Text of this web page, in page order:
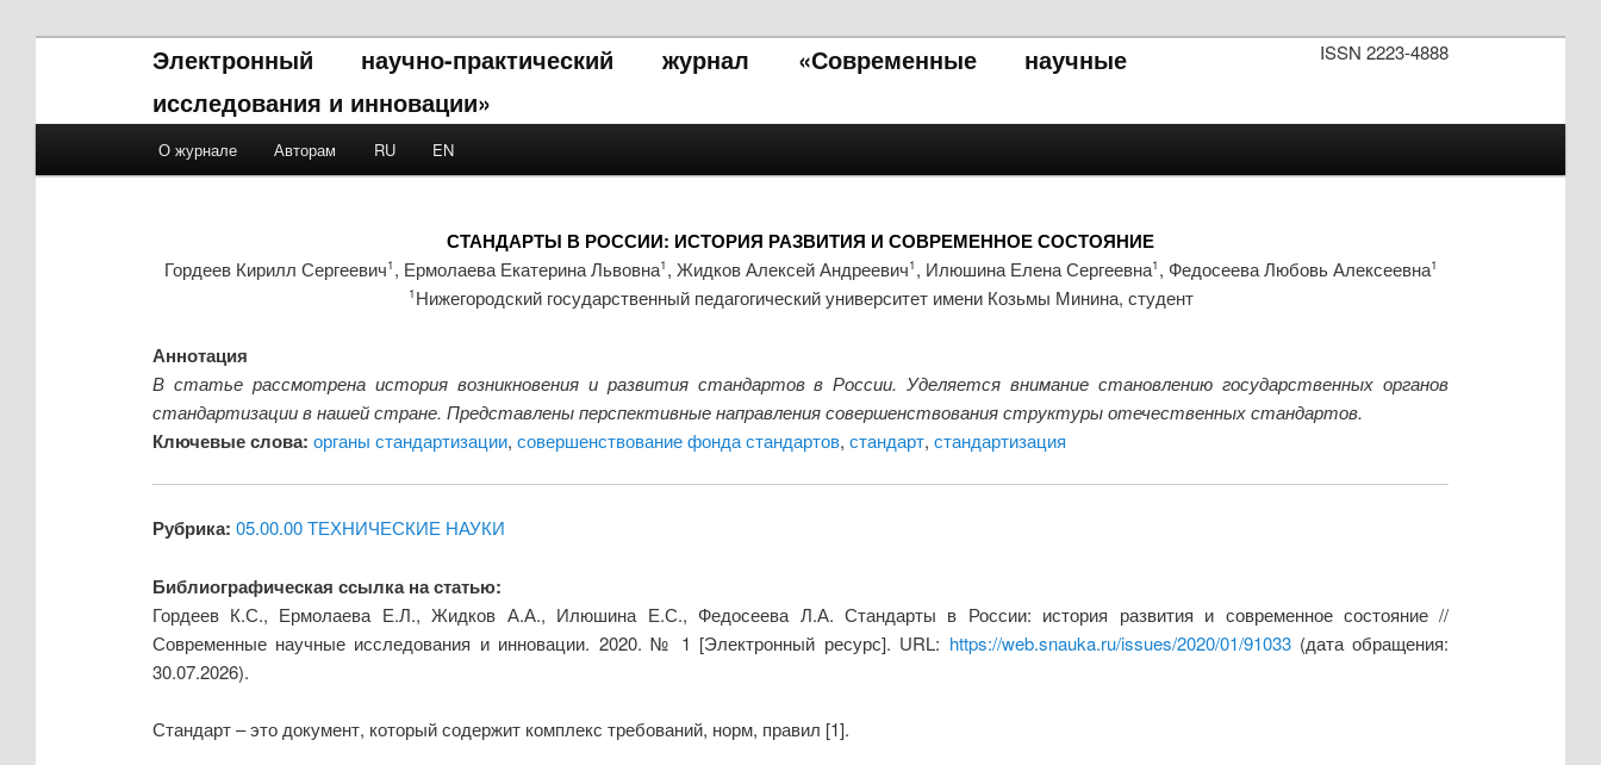
ISSN 2223-4888
Электронный научно-практический журнал «Современные научные
исследования и инновации»
Skip to primary content
Skip to secondary content
О журнале Авторам RU EN
СТАНДАРТЫ В РОССИИ: ИСТОРИЯ РАЗВИТИЯ И СОВРЕМЕННОЕ СОСТОЯНИЕ
Гордеев Кирилл Сергеевич1 , Ермолаева Екатерина Львовна1 , Жидков Алексей Андреевич1 , Илюшина Елена Сергеевна1 , Федосеева Любовь Алексеевна1
1 Нижегородский государственный педагогический университет имени Козьмы Минина, студент
Аннотация
В статье рассмотрена история возникновения и развития стандартов в России. Уделяется внимание становлению государственных органов
стандартизации в нашей стране. Представлены перспективные направления совершенствования структуры отечественных стандартов.
Ключевые слова: органы стандартизации, совершенствование фонда стандартов, стандарт, стандартизация
Рубрика: 05.00.00 ТЕХНИЧЕСКИЕ НАУКИ
Библиографическая ссылка на статью:
Гордеев К.С., Ермолаева Е.Л., Жидков А.А., Илюшина Е.С., Федосеева Л.А. Стандарты в России: история развития и современное состояние //
Современные научные исследования и инновации. 2020. № 1 [Электронный ресурс]. URL: https://web.snauka.ru/issues/2020/01/91033(дата обращения:
30.07.2026).
Стандарт – это документ, который содержит комплекс требований, норм, правил [1].